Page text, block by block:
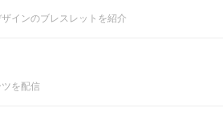
インのブレスレットを紹介
を配信